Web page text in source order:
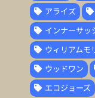
アライズ
インナーサッ
ウィリアムモ
ウッドワン
エコジョーズ